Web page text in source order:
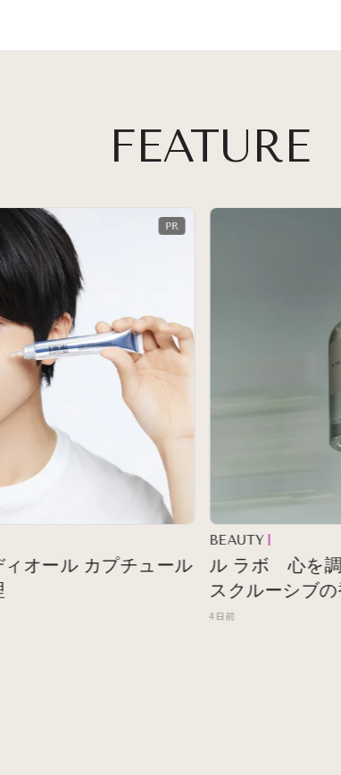
FEATURE
ール カプチュール
BEAUTY
ル ラボ 心を調律
スクルーシブの香り